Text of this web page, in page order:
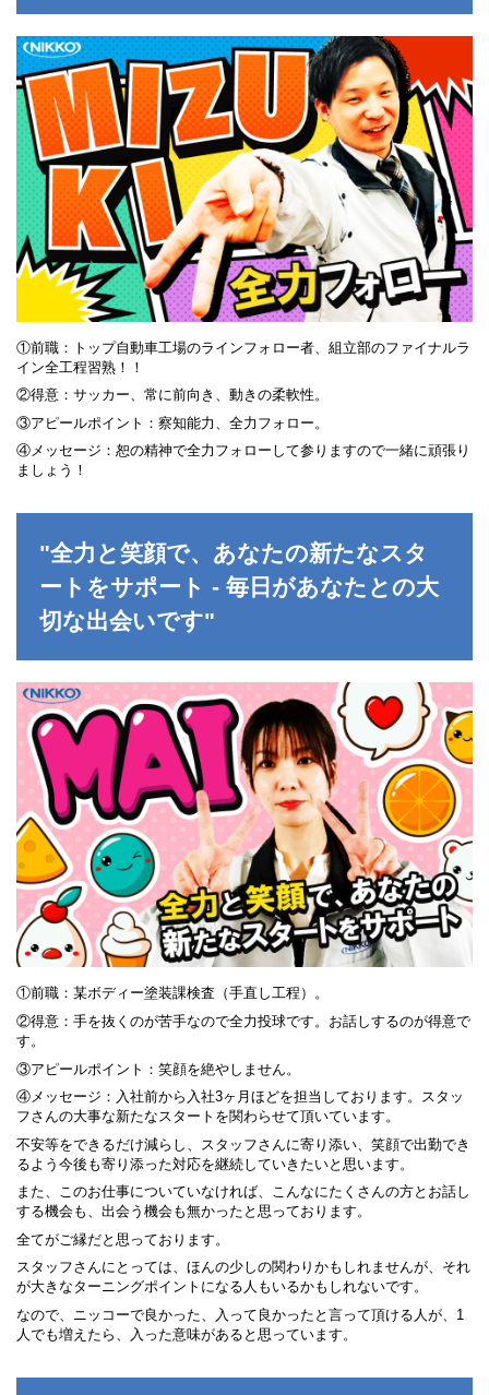
福井県
山梨県
中国エリア
鳥取県
島根県
岡山県
広島県
四国エリア
徳島県
香川県
愛媛県
高知県
九州エリア
福岡県
佐賀県
長崎県
大分県
宮崎県
鹿児島県
沖縄エリア
社員口コミ
よくある質問
スタッフBLOG
メルマガ登録
お仕事相談予約
企業ご担当者様へ
個人情報保護方針
①前職：トップ自動車工場のラインフォロー者、組立部のファイナルラ
イン全工程習熟！！
②得意：サッカー、常に前向き、動きの柔軟性。
③アピールポイント：察知能力、全力フォロー。
④メッセージ：恕の精神で全力フォローして参りますので一緒に頑張り
ましょう！
"全力と笑顔で、あなたの新たなスタ
ートをサポート - 毎日があなたとの大
切な出会いです"
①前職：某ボディー塗装課検査（手直し工程）。
②得意：手を抜くのが苦手なので全力投球です。お話しするのが得意で
す。
③アピールポイント：笑顔を絶やしません。
④メッセージ：入社前から入社3ヶ月ほどを担当しております。スタッ
フさんの大事な新たなスタートを関わらせて頂いています。
不安等をできるだけ減らし、スタッフさんに寄り添い、笑顔で出勤でき
るよう今後も寄り添った対応を継続していきたいと思います。
また、このお仕事についていなければ、こんなにたくさんの方とお話し
する機会も、出会う機会も無かったと思っております。
全てがご縁だと思っております。
スタッフさんにとっては、ほんの少しの関わりかもしれませんが、それ
が大きなターニングポイントになる人もいるかもしれないです。
なので、ニッコーで良かった、入って良かったと言って頂ける人が、1
人でも増えたら、入った意味があると思っています。